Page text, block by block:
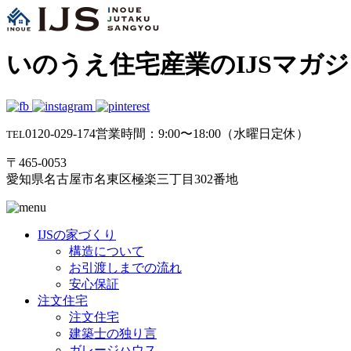
いのうえ住宅産業のIJSマガ
TEL0120-029-174営業時間：9:00〜18:00（水曜日定休）
〒465-0053
愛知県名古屋市名東区極楽三丁目302番地
IJSの家づくり
構造について
お引渡しまでの流れ
安心保証
注文住宅
注文住宅
建築士の独り言